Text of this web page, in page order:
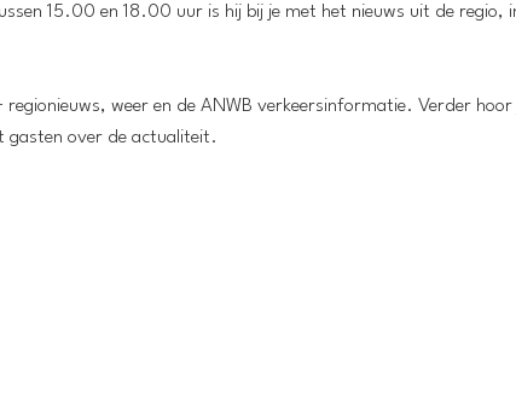
15.00 en 18.00 uur is hij bij je met het nieuws uit de regio,
weer en de ANWB verkeersinformatie. Verder hoor
gasten over de actualiteit.